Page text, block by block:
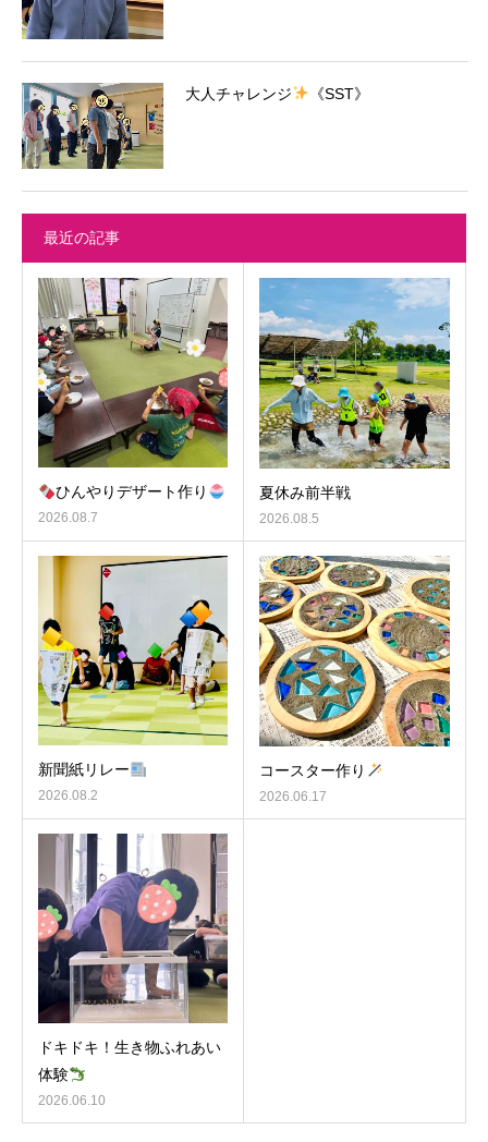
大人チャレンジ 《SST》
最近の記事
ひんやりデザート作り
2026.08.7
夏休み前半戦
2026.08.5
新聞紙リレー
2026.08.2
コースター作り
2026.06.17
ドキドキ！生き物ふれあい
体験
2026.06.10